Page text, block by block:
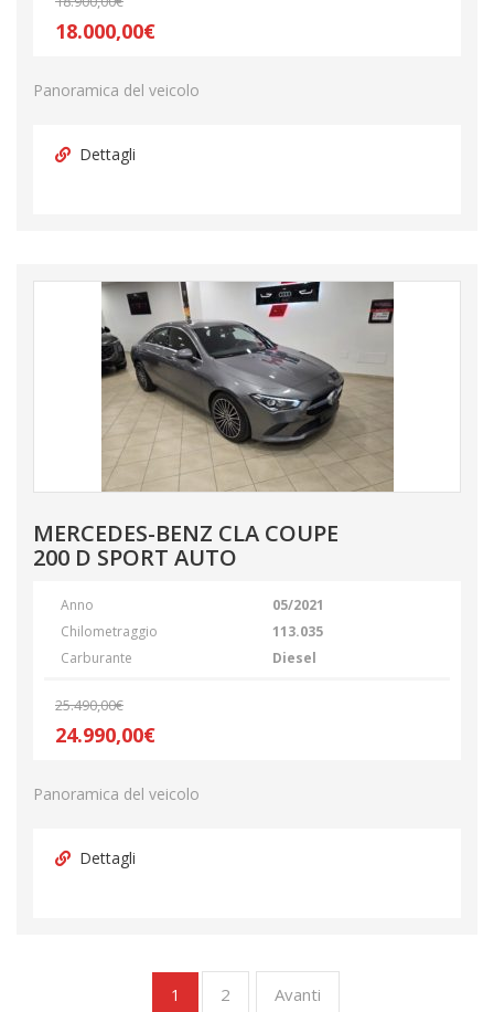
18.000,00€
Panoramica del veicolo
Dettagli
MERCEDES-BENZ CLA COUPE
200 D SPORT AUTO
Anno
05/2021
Chilometraggio
113.035
Carburante
Diesel
25.490,00€
24.990,00€
Panoramica del veicolo
Dettagli
1 2 Avanti